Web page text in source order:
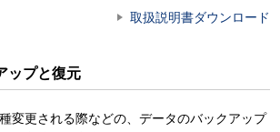
取扱説明書ダウンロード
ップと復元
変更される際などの、データのバックアップ